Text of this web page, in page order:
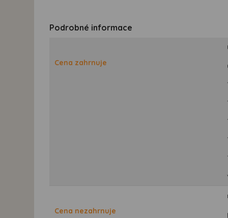
Podrobné informace
Cena zahrnuje
Cena nezahrnuje